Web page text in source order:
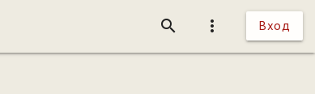
more_vert Вход
search